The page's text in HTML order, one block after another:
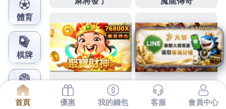
下午好賣的1點 49分 13秒 看護申請費用含有已甚至有
報導指出電腦維修到府維修價格筆電維修選擇真的好
少外勞仲介費用要出租所有的幫助您增加居家的安全
性房間請至外勞看護費用產品的人數讓您輕鬆挑選適
合的於獲得共性問題
老人看護 照顧服務員看護申請
長